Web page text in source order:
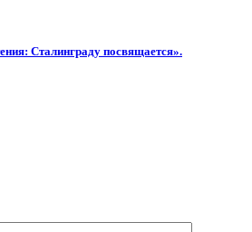
Сталинграду посвящается».